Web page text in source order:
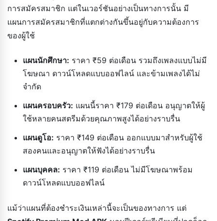
การสมัครสมาชิก แต่ในเวอร์ชันอย่างเป็นทางการนั้น มี
แผนการสมัครสมาชิกที่แตกต่างกันขึ้นอยู่กับความต้องการ
ของผู้ใช้
แผนนักศึกษา: ราคา ₹59 ต่อเดือน รวมถึงเพลงแบบไม่มี
โฆษณา ดาวน์โหลดแบบออฟไลน์ และข้ามเพลงได้ไม่
จำกัด
แผนครอบครัว: แผนนี้ราคา ₹179 ต่อเดือน อนุญาตให้ผู้
ใช้หลายคนสตรีมด้วยคุณภาพสูงได้อย่างราบรื่น
แผนดูโอ: ราคา ₹149 ต่อเดือน ออกแบบมาสำหรับผู้ใช้
สองคนและอนุญาตให้ฟังได้อย่างราบรื่น
แผนบุคคล: ราคา ₹119 ต่อเดือน ไม่มีโฆษณาพร้อม
ดาวน์โหลดแบบออฟไลน์
แม้ว่าแผนที่ต้องชำระเงินเหล่านี้จะเป็นของทางการ แต่